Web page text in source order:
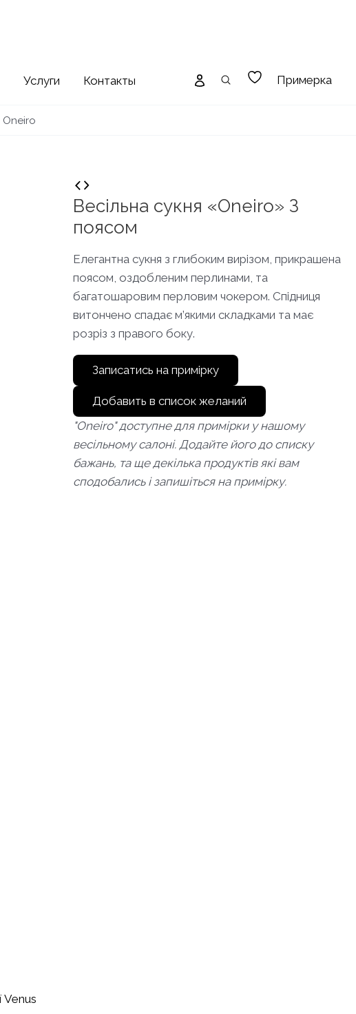
Услуги Контакты Примерка
Oneiro
Весільна сукня «Oneiro» З
поясом
Елегантна сукня з глибоким вирізом, прикрашена
поясом, оздобленим перлинами, та
багатошаровим перловим чокером. Спідниця
витончено спадає м’якими складками та має
розріз з правого боку.
Записатись на примірку
Добавить в список желаний
"Oneiro" доступне для примірки у нашому
весільному салоні. Додайте його до списку
бажань, та ще декілька продуктів які вам
сподобались і запишіться на примірку.